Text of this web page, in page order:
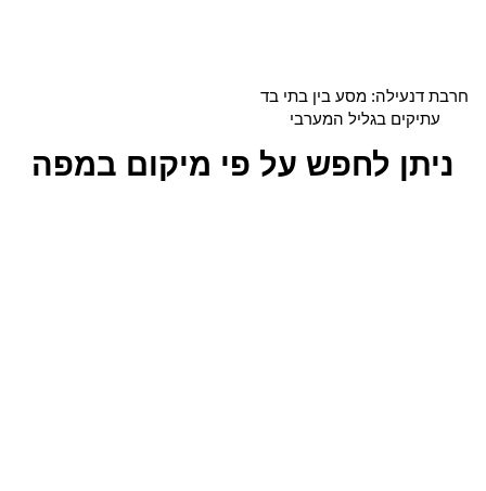
חרבת דנעילה: מסע בין בתי בד
עתיקים בגליל המערבי
ניתן לחפש על פי מיקום במפה